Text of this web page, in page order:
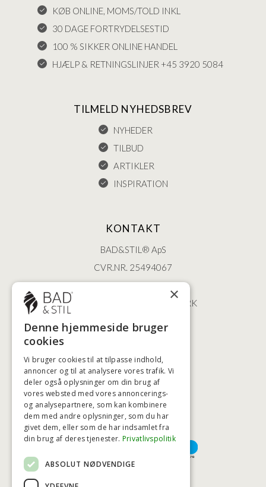
KØB ONLINE, MOMS/TOLD INKL
30 DAGE FORTRYDELSESTID
100 % SIKKER ONLINE HANDEL
HJÆLP & RETNINGSLINJER +45 3920 5084
TILMELD NYHEDSBREV
NYHEDER
TILBUD
ARTIKLER
INSPIRATION
KONTAKT
BAD&STIL® ApS
CVR.NR. 25494067
ØSTERBROGADE 202
2100 KØBENHAVN • DANMARK
+45 3920 5084
HØJESTE KREDITVÆRDIGHED
BETALINGSMULIGHEDER
×
Denne hjemmeside bruger
cookies
Vi bruger cookies til at tilpasse indhold,
annoncer og til at analysere vores trafik. Vi
deler også oplysninger om din brug af
vores websted med vores annoncerings-
og analysepartnere, som kan kombinere
dem med andre oplysninger, som du har
givet dem, eller som de har indsamlet fra
din brug af deres tjenester. Privatlivspolitik
ABSOLUT NØDVENDIGE